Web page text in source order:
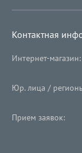
Контактная
Интернет-магазин:
Юр. лица /
Прием заявок: